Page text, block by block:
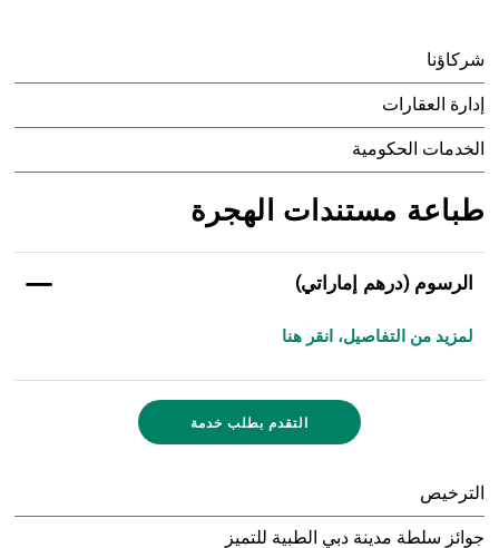
شركاؤنا
إدارة العقارات
الخدمات الحكومية
طباعة مستندات الهجرة
الرسوم (درهم إماراتي)
لمزيد من التفاصيل، انقر هنا
التقدم بطلب خدمة
الترخيص
جوائز سلطة مدينة دبي الطبية للتميز